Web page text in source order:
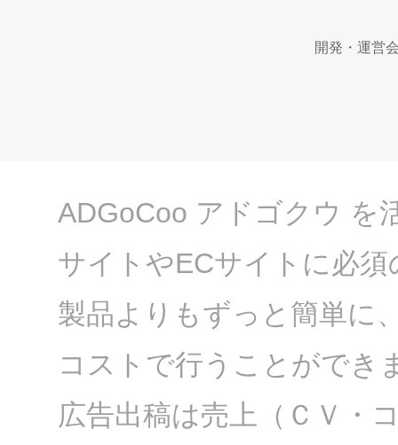
開発・運営
ADGoCoo アドゴクウ を
サイトやECサイトに必
製品よりもずっと簡単に
コストで行うことができ
広告出稿は売上（ＣＶ・